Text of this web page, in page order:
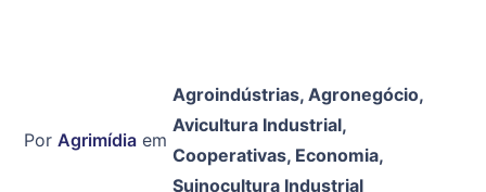
Por Agrimídia em
Agroindústrias, Agronegócio,
Avicultura Industrial,
Cooperativas, Economia,
Suinocultura Industrial